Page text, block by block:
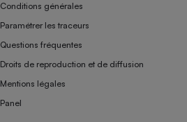
Conditions générales
Paramétrer les traceurs
Questions fréquentes
Droits de reproduction et de diffusion
Mentions légales
Panel